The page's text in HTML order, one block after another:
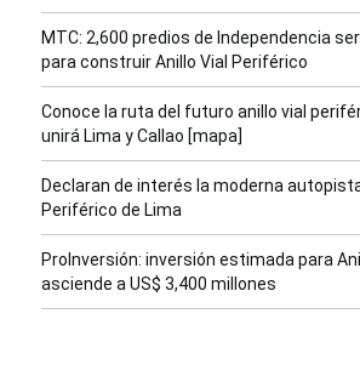
MTC: 2,600 predios de Independencia
para construir Anillo Vial Periférico
Conoce la ruta del futuro anillo vial
unirá Lima y Callao [mapa]
Declaran de interés la moderna
Periférico de Lima
ProInversión: inversión estimada para
asciende a US$ 3,400 millones